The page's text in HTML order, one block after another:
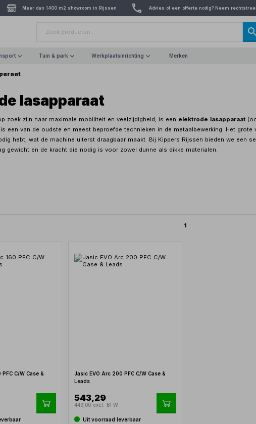
Meer dan 1400 m2 showroom in Rijssen Advies of een offerte nodig? Neem
Tuin & park Werkplaatsinrichting Merken
lasapparaat
zoek zijn naar maximale mobiliteit en veelzijdigheid, is een elektrode lasapparaat
een van de oudste en meest beproefde technieken in de metaalbewerking. Het
hebt, wat de machine uiterst draagbaar maakt. Bij Kippers Rijssen bieden we een
gewicht en de kracht die nodig is voor zowel dunne als dikke materialen.
1
C/W Case &
Jasic EVO Arc 200 PFC C/W Case &
Leads
543,29
449,00 excl. BTW
Uit voorraad leverbaar